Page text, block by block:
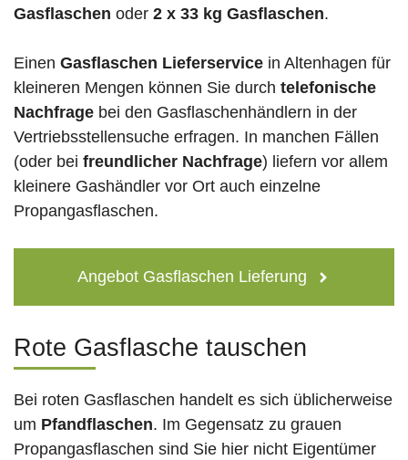
Gasflaschen oder 2 x 33 kg Gasflaschen.
Einen Gasflaschen Lieferservice in Altenhagen für
kleineren Mengen können Sie durch telefonische
Nachfrage bei den Gasflaschenhändlern in der
Vertriebsstellensuche erfragen. In manchen Fällen
(oder bei freundlicher Nachfrage) liefern vor allem
kleinere Gashändler vor Ort auch einzelne
Propangasflaschen.
Angebot Gasflaschen Lieferung
Rote Gasflasche tauschen
Bei roten Gasflaschen handelt es sich üblicherweise
um Pfandflaschen. Im Gegensatz zu grauen
Propangasflaschen sind Sie hier nicht Eigentümer